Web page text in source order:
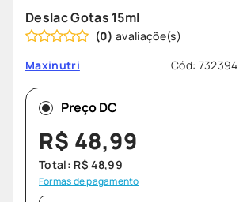
7º
mounjaro
º protetor solar
Deslac Gotas 15ml
(0)
Maxinutri
Cód: 732394
Preço DC
R$ 48,99
Total: R$ 48,99
Formas de pagamento